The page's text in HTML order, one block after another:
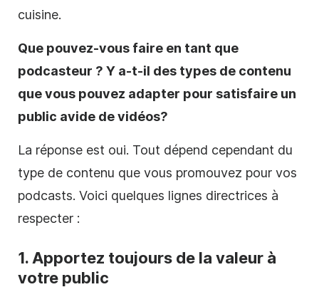
cuisine.
Que pouvez-vous faire en tant que
podcasteur ? Y a-t-il des types de contenu
que vous pouvez adapter pour satisfaire un
public avide de vidéos?
La réponse est oui. Tout dépend cependant du
type de contenu que vous promouvez pour vos
podcasts. Voici quelques lignes directrices à
respecter :
1. Apportez toujours de la valeur à
votre public